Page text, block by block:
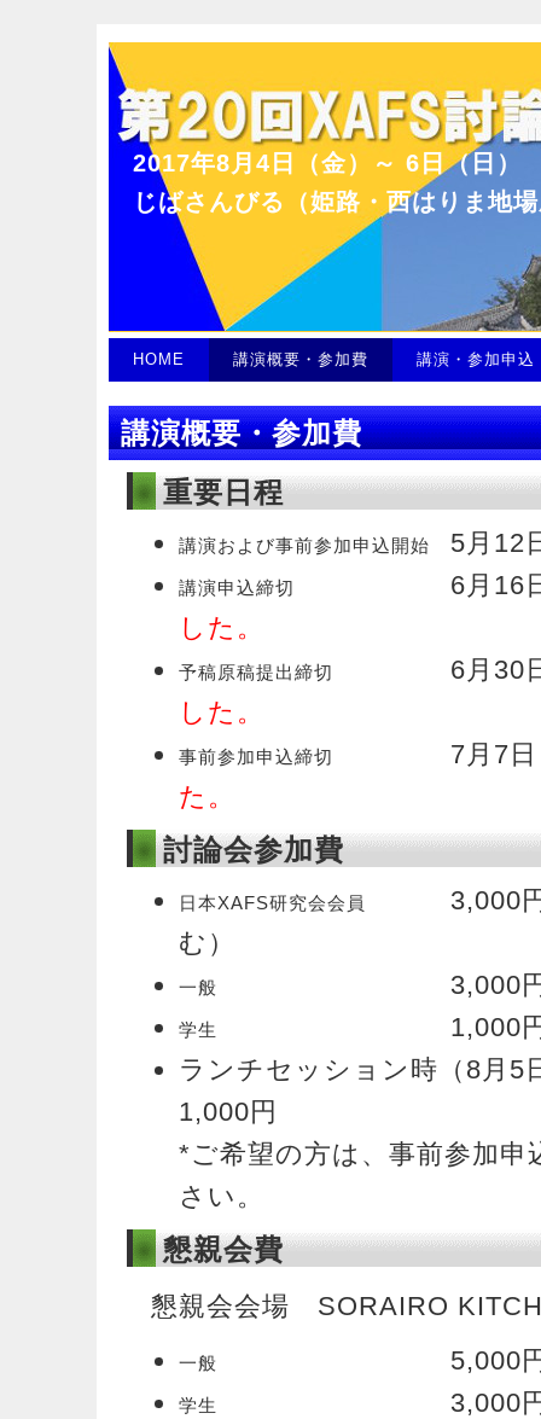
2017年8月4日（金）～ 6日（日）
じばさんびる（姫路・西はりま地
HOME 講演概要・参加費 講演・参加申込
講演概要・参加費
重要日程
講演および事前参加申込開始 5月12
講演申込締切
6月16
した。
予稿原稿提出締切
6月30
した。
事前参加申込締切
7月7
た。
討論会参加費
日本XAFS研究会会員
3,000
む）
一般 3,000
学生
1,000
ランチセッション時（8月
1,000円
*ご希望の方は、事前参加申
さい。
懇親会費
懇親会会場 SORAIRO
一般 5,000
学生 3,000